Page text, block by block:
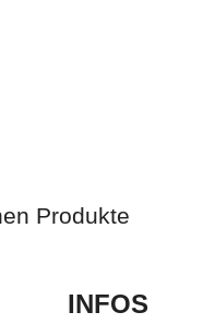
Produkte
INFOS